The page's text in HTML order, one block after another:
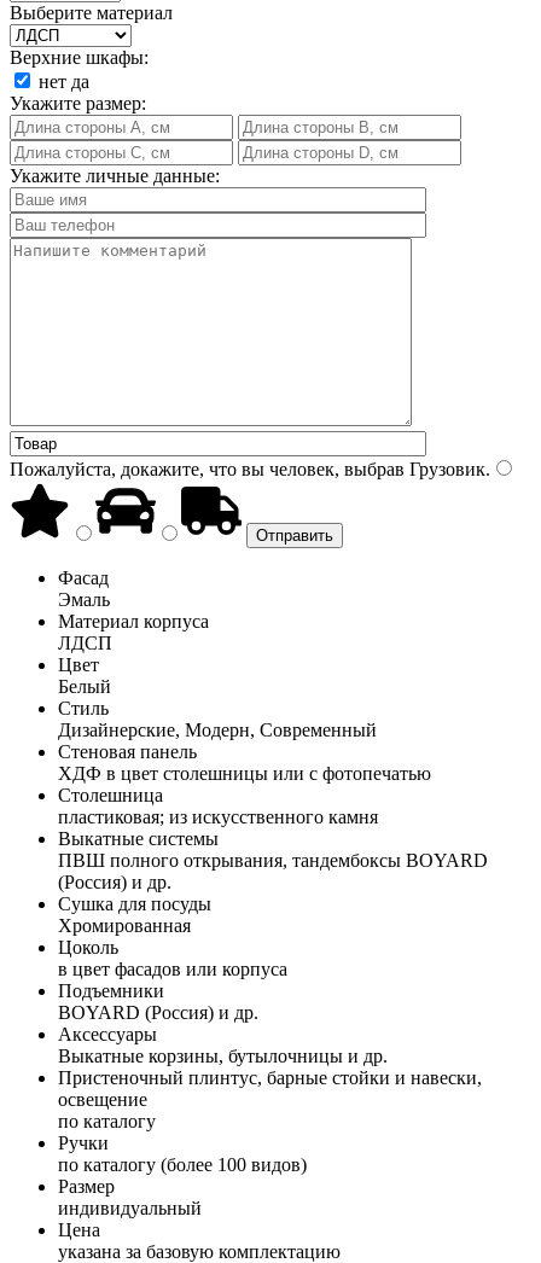
Выберите материал
Верхние шкафы:
нет да
Укажите размер:
Укажите личные данные:
Пожалуйста, докажите, что вы человек, выбрав Грузовик.
Фасад
Эмаль
Материал корпуса
ЛДСП
Цвет
Белый
Стиль
Дизайнерские, Модерн, Современный
Стеновая панель
ХДФ в цвет столешницы или с фотопечатью
Столешница
пластиковая; из искусственного камня
Выкатные системы
ПВШ полного открывания, тандембоксы BOYARD
(Россия) и др.
Сушка для посуды
Хромированная
Цоколь
в цвет фасадов или корпуса
Подъемники
BOYARD (Россия) и др.
Аксессуары
Выкатные корзины, бутылочницы и др.
Пристеночный плинтус, барные стойки и навески,
освещение
по каталогу
Ручки
по каталогу (более 100 видов)
Размер
индивидуальный
Цена
указана за базовую комплектацию